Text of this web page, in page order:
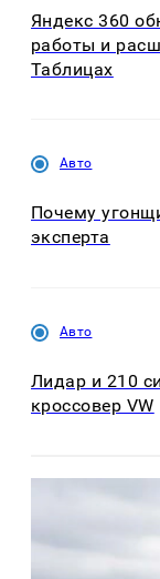
Яндекс 360
работы и
Таблицах
Авто
Почему
эксперта
Авто
Лидар и 210
кроссовер VW